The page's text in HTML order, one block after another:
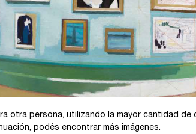
otra persona, utilizando la mayor cantidad
podés encontrar más imágenes.